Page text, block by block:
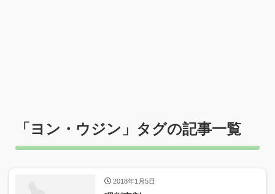
「ヨン・ウジン 」タグの記事一覧
2018年1月5日